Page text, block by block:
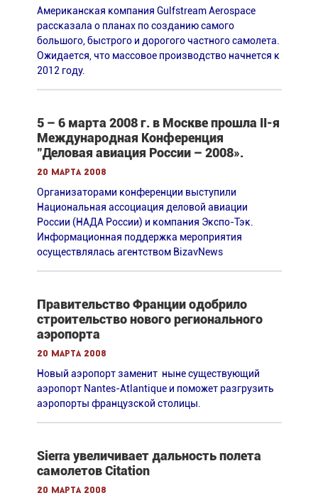
Американская компания Gulfstream Aerospace
рассказала о планах по созданию самого
большого, быстрого и дорогого частного самолета.
Ожидается, что массовое производство начнется к
2012 году.
5 – 6 марта 2008 г. в Москве прошла II-я
Международная Конференция
"Деловая авиация России – 2008».
20 марта 2008
Организаторами конференции выступили
Национальная ассоциация деловой авиации
России (НАДА России) и компания Экспо-Тэк.
Информационная поддержка мероприятия
осуществлялась агентством BizavNews
Правительство Франции одобрило
строительство нового регионального
аэропорта
20 марта 2008
Новый аэропорт заменит ныне существующий
аэропорт Nantes-Atlantique и поможет разгрузить
аэропорты французской столицы.
Sierra увеличивает дальность полета
самолетов Citation
20 марта 2008